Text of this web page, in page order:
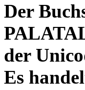
Der
der
Es